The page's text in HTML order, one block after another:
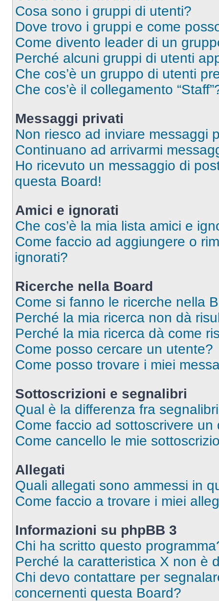
Cosa sono i gruppi di utenti?
Dove trovo i gruppi e come
Come divento leader di un
Perché alcuni gruppi di utenti
Che cos’è un gruppo di utenti
Che cos’è il collegamento
Messaggi privati
Non riesco ad inviare messaggi
Continuano ad arrivarmi
Ho ricevuto un messaggio di
questa Board!
Amici e ignorati
Che cos’è la mia lista amici e
Come faccio ad aggiungere o
ignorati?
Ricerche nella Board
Come si fanno le ricerche nella
Perché la mia ricerca non dà
Perché la mia ricerca dà come
Come posso cercare un utente?
Come posso trovare i miei
Sottoscrizioni e segnalibri
Qual è la differenza fra
Come faccio ad sottoscrivere
Come cancello le mie
Allegati
Quali allegati sono ammessi in
Come faccio a trovare i miei
Informazioni su phpBB 3
Chi ha scritto questo
Perché la caratteristica X non è
Chi devo contattare per
concernenti questa Board?